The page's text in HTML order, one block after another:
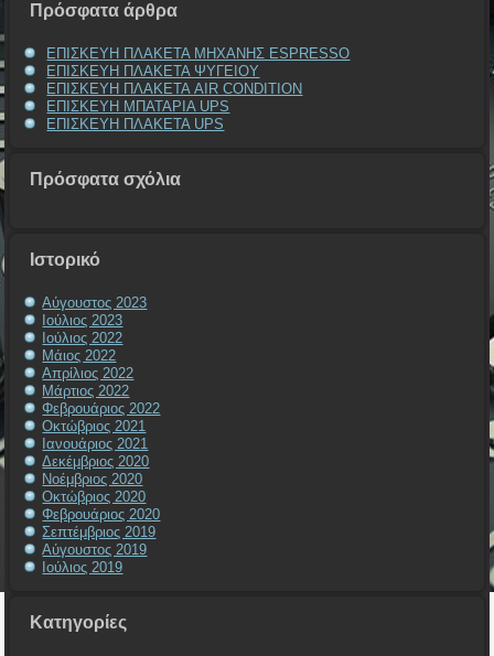
Πρόσφατα άρθρα
ΕΠΙΣΚΕΥΗ ΠΛΑΚΕΤΑ ΜΗΧΑΝΗΣ ESPRESSO
ΕΠΙΣΚΕΥΗ ΠΛΑΚΕΤΑ ΨΥΓΕΙΟΥ
ΕΠΙΣΚΕΥΗ ΠΛΑΚΕΤΑ AIR CONDITION
ΕΠΙΣΚΕΥΗ ΜΠΑΤΑΡΙΑ UPS
ΕΠΙΣΚΕΥΗ ΠΛΑΚΕΤΑ UPS
Πρόσφατα σχόλια
Ιστορικό
Αύγουστος 2023
Ιούλιος 2023
Ιούλιος 2022
Μάιος 2022
Απρίλιος 2022
Μάρτιος 2022
Φεβρουάριος 2022
Οκτώβριος 2021
Ιανουάριος 2021
Δεκέμβριος 2020
Νοέμβριος 2020
Οκτώβριος 2020
Φεβρουάριος 2020
Σεπτέμβριος 2019
Αύγουστος 2019
Ιούλιος 2019
Kατηγορίες